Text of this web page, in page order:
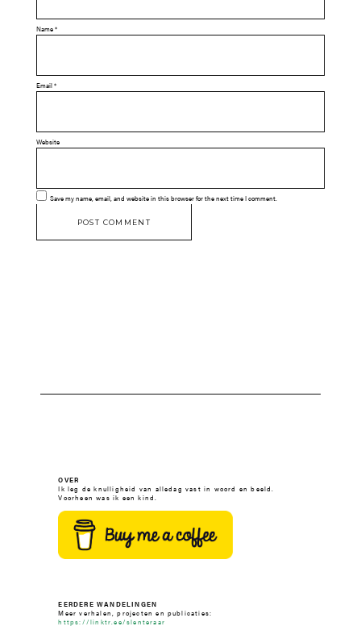
Name*
Email*
Website
Save my name, email, and website in this browser for the next time I comment.
OVER
Ik leg de knulligheid van alledag vast in woord en beeld.
Voorheen was ik een kind.
EERDERE WANDELINGEN
Meer verhalen, projecten en publicaties:
https://linktr.ee/slenteraar